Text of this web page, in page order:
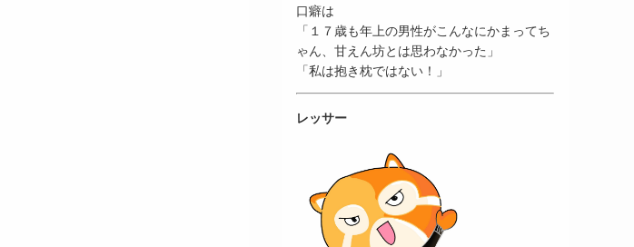
口癖は
「１７歳も年上の男性がこんなにかまってち
ゃん、甘えん坊とは思わなかった」
「私は抱き枕ではない！」
レッサー